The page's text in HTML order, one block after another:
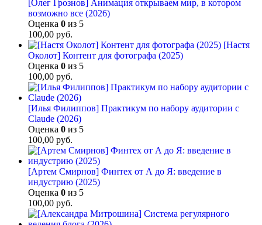
[Олег Грознов] Анимация открываем мир, в котором
возможно все (2026)
Оценка 0 из 5
100,00 руб.
[Настя
Околот] Контент для фотографа (2025)
Оценка 0 из 5
100,00 руб.
[Илья Филиппов] Практикум по набору аудитории с
Claude (2026)
Оценка 0 из 5
100,00 руб.
[Артем Смирнов] Финтех от А до Я: введение в
индустрию (2025)
Оценка 0 из 5
100,00 руб.